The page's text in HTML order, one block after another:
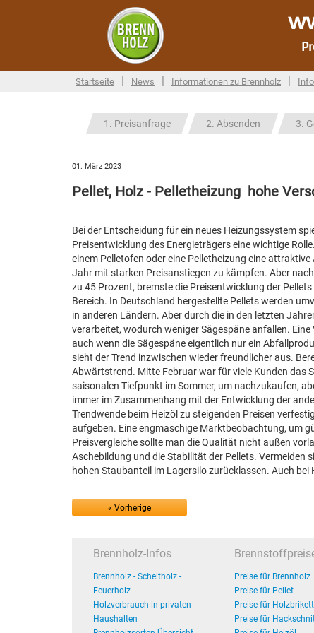
Startseite | News | Informationen zu Brennholz |
1. Preisanfrage 2. Absenden 3.
01. März 2023
Pellet, Holz - Pelletheizung  hohe
Bei der Entscheidung für ein neues Heizungssystem
Preisentwicklung des Energieträgers eine wichtige
einem Pelletofen oder eine Pelletheizung eine
Jahr mit starken Preisanstiegen zu kämpfen. Aber
zu 45 Prozent, bremste die Preisentwicklung der
Bereich. In Deutschland hergestellte Pellets werden
in anderen Ländern. Aber durch die in den letzten
verarbeitet, wodurch weniger Sägespäne anfallen.
auch wenn die Sägespäne eigentlich nur ein
sieht der Trend inzwischen wieder freundlicher aus.
Abwärtstrend. Mitte Februar war für viele Kunden das
saisonalen Tiefpunkt im Sommer, um nachzukaufen,
immer im Zusammenhang mit der Entwicklung der
Trendwende beim Heizöl zu steigenden Preisen
aufgeben. Eine engmaschige Marktbeobachtung, um
Preisvergleiche sollte man die Qualität nicht außen
Aschebildung und die Stabilität der Pellets. Vermeiden
hohen Staubanteil im Lagersilo zurücklassen. Auch
« Vorherige
Brennholz-Infos
Brennholz - Scheitholz -
Feuerholz
Holzverbrauch in privaten
Haushalten
Preise für Brennholz
Preise für Pellet
Preise für
Preise für